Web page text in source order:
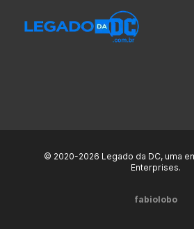
© 2020-2026 Legado da DC, uma
Enterprises.
fabiolobo